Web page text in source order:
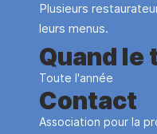
Plusieurs
leurs menus.
Quand le
Toute l'année
Contact
Association pour la